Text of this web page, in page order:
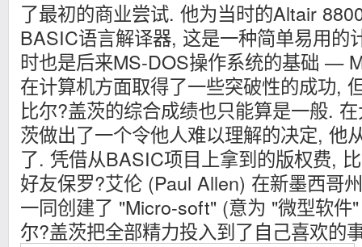
了最初的商业尝试. 他为当时的Altair
BASIC语言解译器, 这是一种简单易用的
时也是后来MS-DOS操作系统的基础 —
在计算机方面取得了一些突破性的成功,
比尔?盖茨的综合成绩也只能算是一般.
茨做出了一个令他人难以理解的决定, 他
了. 凭借从BASIC项目上拿到的版权费,
好友保罗?艾伦 (Paul Allen) 在新墨西哥
一同创建了 "Micro-soft" (意为 "微型软
尔?盖茨把全部精力投入到了自己喜欢的